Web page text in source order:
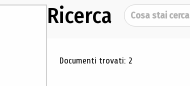
Ricerca Cerca
Risultati di
Documenti trovati: 2